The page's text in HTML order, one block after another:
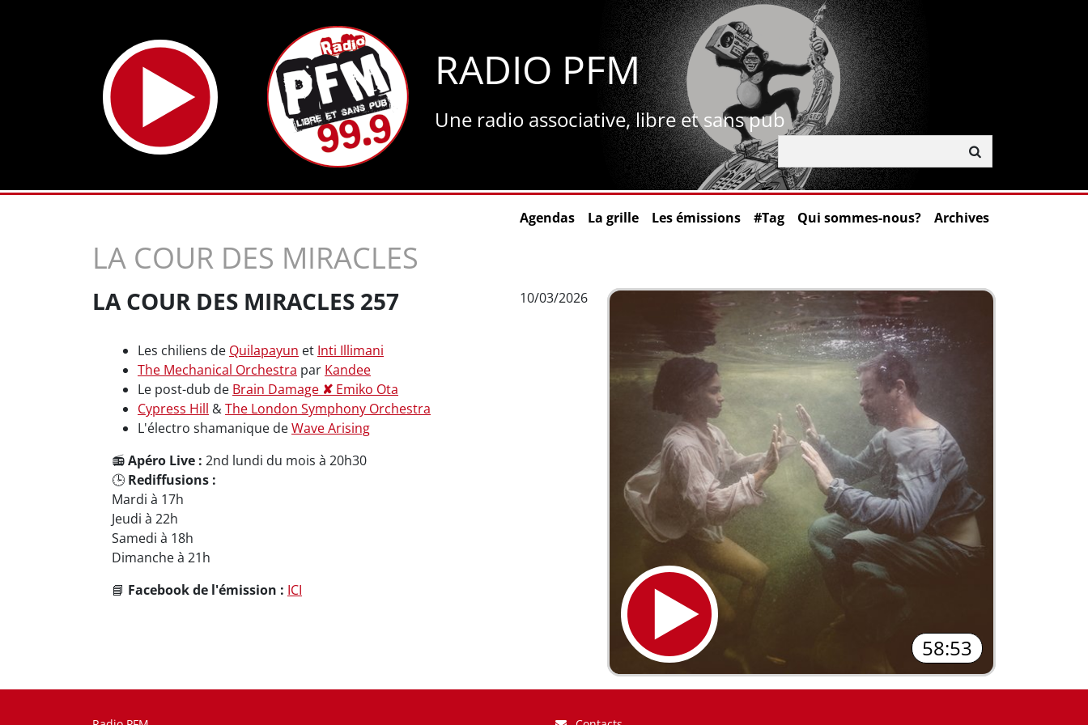
RADIO PFM
Une radio associative, libre et sans pub
Agendas La grille Les émissions #Tag Qui sommes-nous? Archives
LA COUR DES MIRACLES
LA COUR DES MIRACLES 257 10/03/2026
Les chiliens de Quilapayun et Inti Illimani
The Mechanical Orchestra par Kandee
Le post-dub de Brain Damage ✘ Emiko Ota
Cypress Hill &The London Symphony Orchestra
L'électro shamanique deWave Arising
📻Apéro Live : 2nd lundi du mois à 20h30
🕒 Rediffusions :
Mardi à 17h
Jeudi à 22h
Samedi à 18h
Dimanche à 21h
📘 Facebook de l'émission : ICI
58:53